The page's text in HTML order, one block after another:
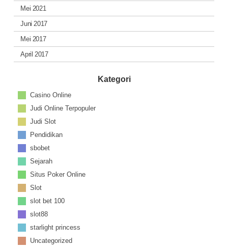
Mei 2021
Juni 2017
Mei 2017
April 2017
Kategori
Casino Online
Judi Online Terpopuler
Judi Slot
Pendidikan
sbobet
Sejarah
Situs Poker Online
Slot
slot bet 100
slot88
starlight princess
Uncategorized